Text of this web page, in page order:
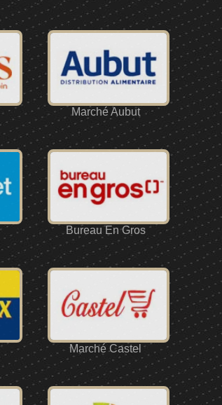
Marché Aubut
Bureau En Gros
Marché Castel